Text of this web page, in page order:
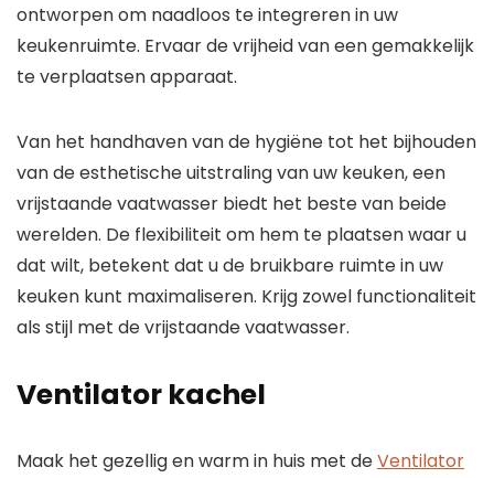
ontworpen om naadloos te integreren in uw
keukenruimte. Ervaar de vrijheid van een gemakkelijk
te verplaatsen apparaat.
Van het handhaven van de hygiëne tot het bijhouden
van de esthetische uitstraling van uw keuken, een
vrijstaande vaatwasser biedt het beste van beide
werelden. De flexibiliteit om hem te plaatsen waar u
dat wilt, betekent dat u de bruikbare ruimte in uw
keuken kunt maximaliseren. Krijg zowel functionaliteit
als stijl met de vrijstaande vaatwasser.
Ventilator kachel
Maak het gezellig en warm in huis met deVentilator